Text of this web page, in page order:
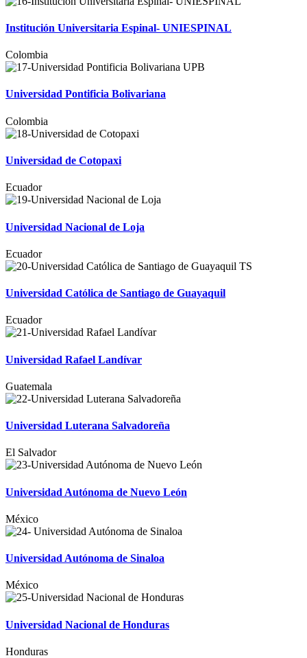
Institución Universitaria Espinal- UNIESPINAL
Colombia
Universidad Pontificia Bolivariana
Colombia
Universidad de Cotopaxi
Ecuador
Universidad Nacional de Loja
Ecuador
Universidad Católica de Santiago de Guayaquil
Ecuador
Universidad Rafael Landívar
Guatemala
Universidad Luterana Salvadoreña
El Salvador
Universidad Autónoma de Nuevo León
México
Universidad Autónoma de Sinaloa
México
Universidad Nacional de Honduras
Honduras